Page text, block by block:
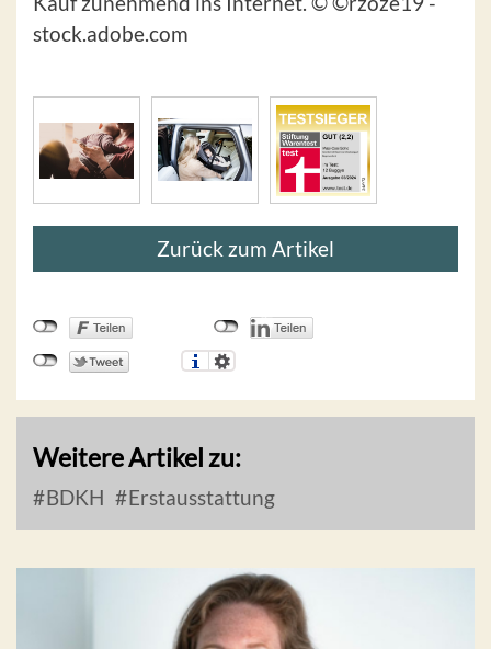
stock.adobe.com
Zurück zum Artikel
Weitere Artikel zu:
BDKH Erstausstattung